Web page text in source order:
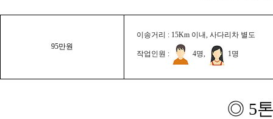
95만원
이송거리 : 15Km 이내, 사다리차 별도
작업인원 : 4명, 1명
◎ 5